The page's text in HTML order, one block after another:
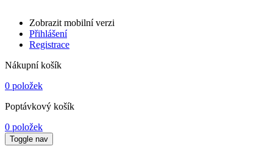
Zobrazit mobilní verzi
Přihlášení
Registrace
Nákupní košík
0 položek
Poptávkový košík
0 položek
Toggle nav